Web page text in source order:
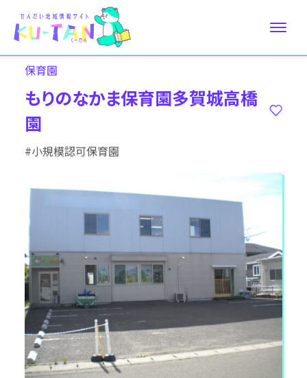
保育園
もりのなかま保育園多賀城高橋
園
#小規模認可保育園